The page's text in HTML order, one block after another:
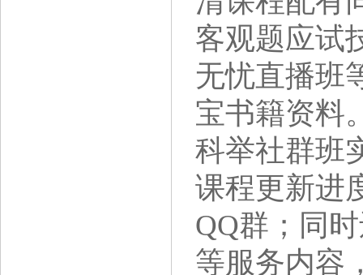
客观题应试
无忧直播班
宝书籍资料
科举社群班
课程更新进
QQ群；同
等服务内容